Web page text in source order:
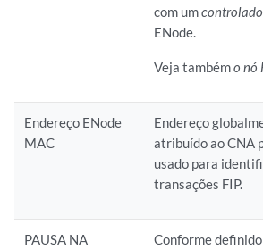
com um
ENode.
Veja tambémo nó
Endereço ENode
MAC
Endereço
atribuído ao CNA
usado para
transações FIP.
PAUSA NA
Conforme